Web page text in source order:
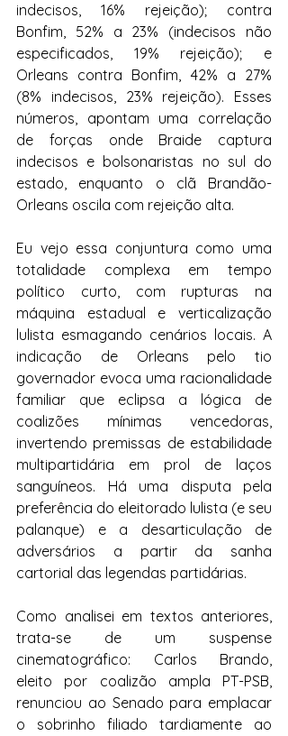
indecisos, 16% rejeição); contra
Bonfim, 52% a 23% (indecisos não
especificados, 19% rejeição); e
Orleans contra Bonfim, 42% a 27%
(8% indecisos, 23% rejeição). Esses
números, apontam uma correlação
de forças onde Braide captura
indecisos e bolsonaristas no sul do
estado, enquanto o clã Brandão-
Orleans oscila com rejeição alta.
Eu vejo essa conjuntura como uma
totalidade complexa em tempo
político curto, com rupturas na
máquina estadual e verticalização
lulista esmagando cenários locais. A
indicação de Orleans pelo tio
governador evoca uma racionalidade
familiar que eclipsa a lógica de
coalizões mínimas vencedoras,
invertendo premissas de estabilidade
multipartidária em prol de laços
sanguíneos. Há uma disputa pela
preferência do eleitorado lulista (e seu
palanque) e a desarticulação de
adversários a partir da sanha
cartorial das legendas partidárias.
Como analisei em textos anteriores,
trata-se de um suspense
cinematográfico: Carlos Brando,
eleito por coalizão ampla PT-PSB,
renunciou ao Senado para emplacar
o sobrinho filiado tardiamente ao